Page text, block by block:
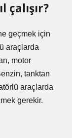
çalışır?
geçmek için
araçlarda
motor
tanktan
araçlarda
gerekir.